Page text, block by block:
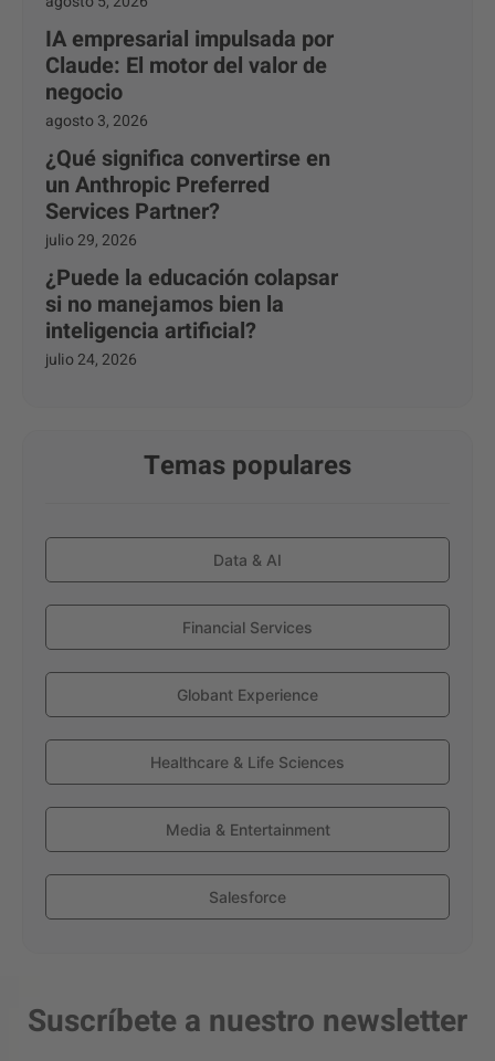
IA empresarial impulsada por
Claude: El motor del valor de
negocio
agosto 3, 2026
¿Qué significa convertirse en
un Anthropic Preferred
Services Partner?
julio 29, 2026
¿Puede la educación colapsar
si no manejamos bien la
inteligencia artificial?
julio 24, 2026
Temas populares
Data & AI
Financial Services
Globant Experience
Healthcare & Life Sciences
Media & Entertainment
Salesforce
Suscríbete a nuestro newsletter